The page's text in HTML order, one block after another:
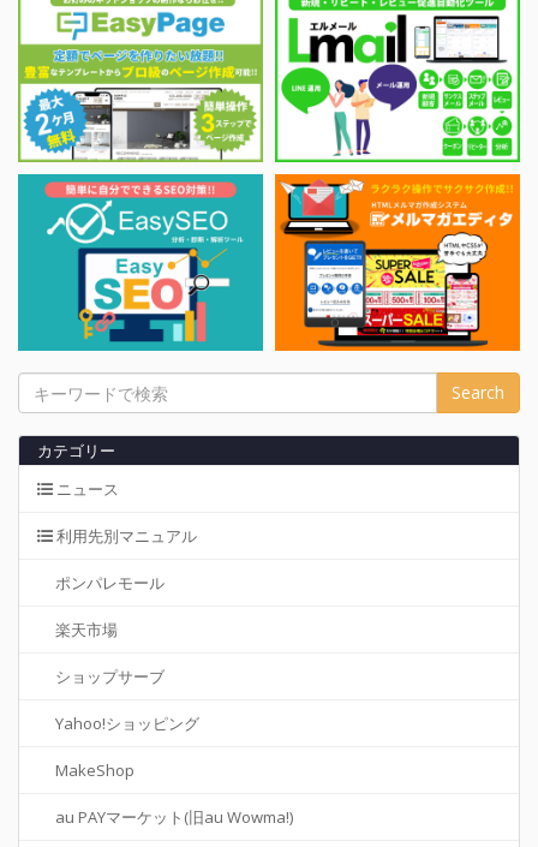
Search
カテゴリー
ニュース
利用先別マニュアル
ポンパレモール
楽天市場
ショップサーブ
Yahoo!ショッピング
MakeShop
au PAYマーケット(旧au Wowma!)